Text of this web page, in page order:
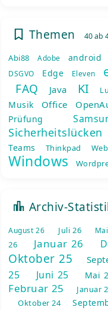
Themen 40 ab
Abi88 Adobe android
DSGVO
Edge Eleven
FAQ Java KI
Musik Office
Prüfung
Sicherheitslücken
Teams Thinkpad
Windows
Archiv-
August 26 Juli 26
26
Januar 26
Oktober 25
25
Juni 25 Mai
Februar 25 Januar
Oktober 24